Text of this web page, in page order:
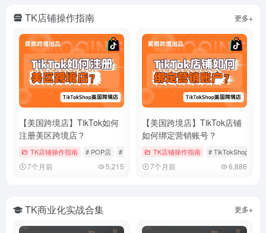
TK店铺操作指南 更多+
【美国跨境店】TikTok如何
注册美区跨境店？
TK店铺操作指南 # POP店 # TikTokShop # 入驻流程
7个月前 5,215
【美国跨境店】TikTok店铺
如何绑定营销账号？
TK店铺操作指南 # TikTokShop
7个月前 6,886
TK商业化实战合集 更多+